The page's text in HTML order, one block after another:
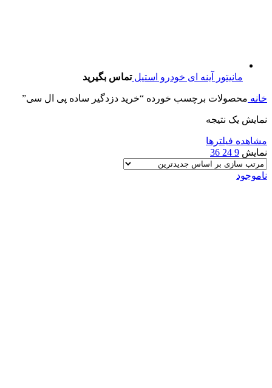
مانیتور آینه ای خودرو استیلتماس بگیرید
خانه محصولات برچسب خورده “خرید دزدگیر ساده پی ال سی”
نمایش یک نتیجه
مشاهده فیلترها
نمایش 9
24
36
ناموجود